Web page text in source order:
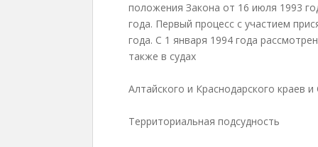
положения Закона от 16 июля 1993
года. Первый процесс с участием
года. С 1 января 1994 года
также в судах
Алтайского и Краснодарского краев
Территориальная подсудность